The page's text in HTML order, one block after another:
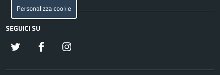
SEGUICI SU
Facebook
Personalizza cookie